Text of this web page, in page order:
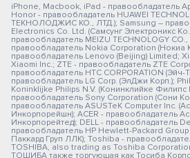
iPhone, Macbook, iPad - правообладатель
Honor - правообладатель HUAWEI
ТЕКНОЛОДЖИС КО., ЛТД.); Samsung –
Electronics Co. Ltd. (Самсунг Электроникс
правообладатель MEIZU TECHNOLOGY
правообладатель Nokia Corporation (Нокиа
правообладатель Lenovo (Beijing) Limited;
Xiaomi Inc.; ZTE - правообладатель ZTE
правообладатель HTC CORPORATION
правообладатель LG Corp. (ЭлДжи Корп.);
Koninklijke Philips N.V. (Конинклийке Филипс
правообладатель Sony Corporation (Сони
правообладатель ASUSTeK Computer Inc.
Инкорпорейшн); ACER - правообладатель
Инкорпорейтед); DELL - правообладатель
правообладатель HP Hewlett-Packard
Паккард Груп ЛЛК); Toshiba -
TOSHIBA, also trading as Toshiba
ТОШИБА также торгующая как Тосиба